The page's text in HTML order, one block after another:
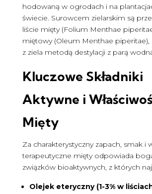
hodowaną w ogrodach i na
świecie. Surowcem zielarskim są
liście mięty (Folium Menthae
miętowy (Oleum Menthae piperitae),
z ziela metodą destylacji z parą
Kluczowe Składniki
Aktywne i
Mięty
Za charakterystyczny zapach, smak i
terapeutyczne mięty odpowiada
związków bioaktywnych, z których
Olejek eteryczny (1-3% w